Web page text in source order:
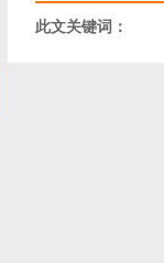
此文关键词：